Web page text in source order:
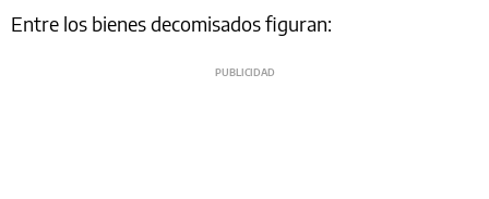
Entre los bienes decomisados figuran: